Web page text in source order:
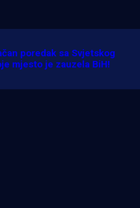
poredak sa Svjetskog
mjesto je zauzela BiH!